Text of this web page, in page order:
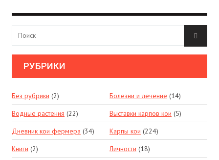
РУБРИКИ
Без рубрики (2) Болезни и лечение (14)
Водные растения (22) Выставки карпов кои (5)
Дневник кои фермера (34) Карпы кои (224)
Книги (2) Личности (18)